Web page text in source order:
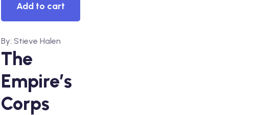
Add to cart
By: Stieve Halen
The
Empire’s
Corps